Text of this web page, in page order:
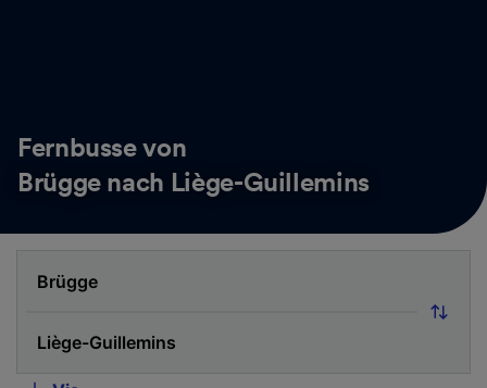
Fernbusse von
Brügge nach Liège-Guillemins